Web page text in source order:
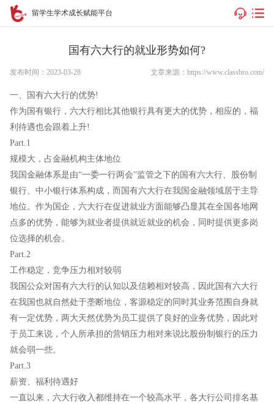
留学生学术成长赋能平台
国有六大行的就业形势如何?
发布时间：2023-03-28 文章来源：https://www.classbro.com/
一、国有六大行的优势!
作为国有银行，六大行相比其他银行具有更大的优势，相应的，福
利待遇也会跟着上升!
Part.1
规模大，占金融机构主体地位
我国金融体系是由“一委一行两会”监管之下的国有六大行、股份制
银行、中小银行体系构成，而国有六大行在我国金融领域居于主导
地位。作为国企，六大行在促进就业方面能够凸显其在全国各地网
点多的优势，能够为就业者提供就近就业的机会，同时提供更多岗
位选择的机会。
Part.2
工作稳定，竞争压力相对较弱
我国公众对国有六大行的认知以及信赖相对较高，因此国有六大行
在我国也就自然处于垄断地位，客源稳定的同时其业务范围自身就
有一定优势，两大天然优势为员工提供了良好的业务优势，因此对
于员工来说，个人所承担的营销压力相对来说比股份制银行的压力
就会弱一些。
Part.3
薪资、福利待遇好
一直以来，六大行收入都维持在一个较高水平，各大行公司排名基